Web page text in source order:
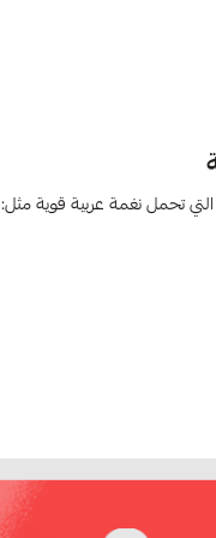
التي تحمل نغمة عربية قوية مثل: